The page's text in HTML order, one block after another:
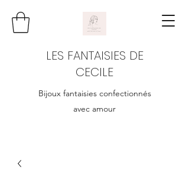
LES FANTAISIES DE
CECILE
Bijoux fantaisies confectionnés
avec amour